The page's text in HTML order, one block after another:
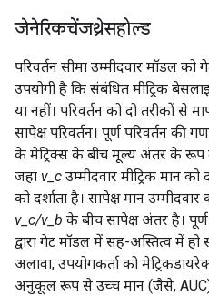
जेनेरिकचेंजथ्रेसहोल्ड
परिवर्तन सीमा उम्मीदवार मॉडल
उपयोगी है कि संबंधित मीट्रिक
या नहीं। परिवर्तन को दो तरीकों से
सापेक्ष परिवर्तन। पूर्ण परिवर्तन
के मेट्रिक्स के बीच मूल्य अंतर के रूप
जहां v_c उम्मीदवार मीट्रिक मान को
को दर्शाता है। सापेक्ष मान
v_c/v_b के बीच सापेक्ष अंतर है।
द्वारा गेट मॉडल में सह-अस्तित्व में
अलावा, उपयोगकर्ता को
अनुकूल रूप से उच्च मान (जैसे, AUC)